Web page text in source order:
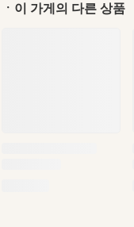
ㆍ이 가게의 다른 상품